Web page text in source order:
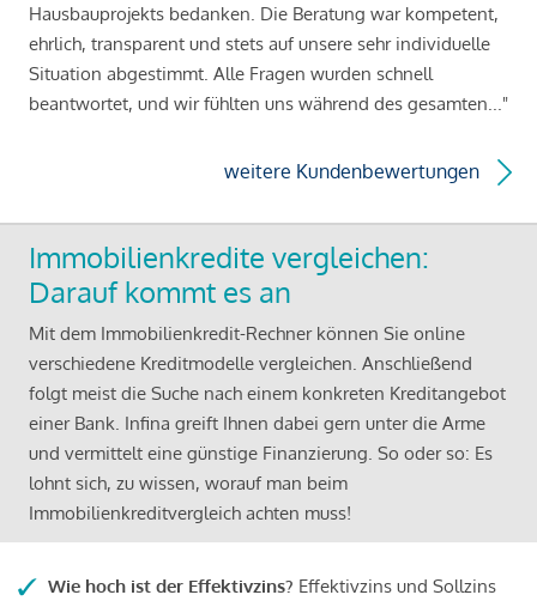
Hausbauprojekts bedanken. Die Beratung war kompetent,
ehrlich, transparent und stets auf unsere sehr individuelle
Situation abgestimmt. Alle Fragen wurden schnell
beantwortet, und wir fühlten uns während des gesamten..."
weitere Kundenbewertungen
Immobilienkredite vergleichen:
Darauf kommt es an
Mit dem Immobilienkredit-Rechner können Sie online
verschiedene Kreditmodelle vergleichen. Anschließend
folgt meist die Suche nach einem konkreten Kreditangebot
einer Bank. Infina greift Ihnen dabei gern unter die Arme
und vermittelt eine günstige Finanzierung. So oder so: Es
lohnt sich, zu wissen, worauf man beim
Immobilienkreditvergleich achten muss!
Wie hoch ist der Effektivzins? Effektivzins und Sollzins